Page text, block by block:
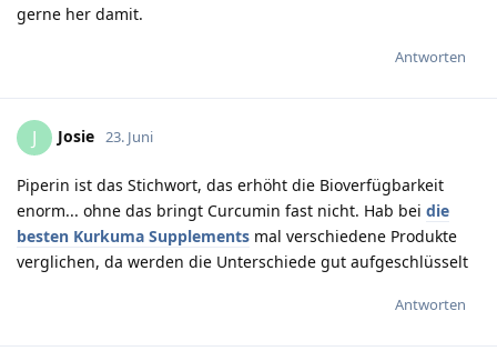
gerne her damit.
Antworten
J Josie 23. Juni
Piperin ist das Stichwort, das erhöht die Bioverfügbarkeit
enorm... ohne das bringt Curcumin fast nicht. Hab bei die
besten Kurkuma Supplements mal verschiedene Produkte
verglichen, da werden die Unterschiede gut aufgeschlüsselt
Antworten